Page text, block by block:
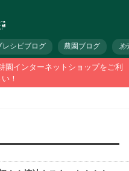
レシピブログ 農園ブログ メ
園インターネットショップをご利
！